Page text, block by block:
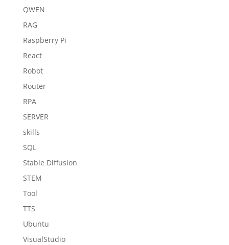
QWEN
RAG
Raspberry Pi
React
Robot
Router
RPA
SERVER
skills
SQL
Stable Diffusion
STEM
Tool
TTS
Ubuntu
VisualStudio